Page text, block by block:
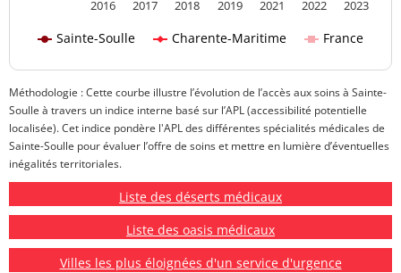
Sainte-Soulle Charente-Maritime France
2016 2017 2018 2019 2021 2022 2023
Méthodologie : Cette courbe illustre l’évolution de l’accès aux soins à Sainte-
Soulle à travers un indice interne basé sur l’APL (accessibilité potentielle
localisée). Cet indice pondère l'APL des différentes spécialités médicales de
Sainte-Soulle pour évaluer l’offre de soins et mettre en lumière d’éventuelles
inégalités territoriales.
Liste des déserts médicaux
Liste des oasis médicaux
Villes les plus éloignées d'un service d'urgence